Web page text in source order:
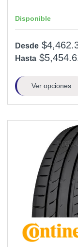
Disponible
Desde
Hasta
Ver opciones